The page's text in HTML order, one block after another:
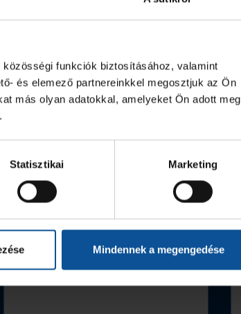
funkciók biztosításához, valamint
és elemező partnereinkkel megosztjuk az Ön
más olyan adatokkal, amelyeket Ön adott meg
Statisztikai Marketing
Mindennek a megengedése